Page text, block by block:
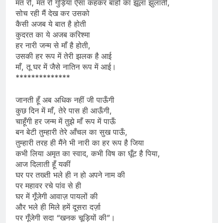
मत रो, मत रो गुड़िया ऐसा कहकर बाहों का झूला झुलाती,
सोच रही मैं देख कर उसको
कैसी अजब ये बात है होती
कुदरत का ये अजब करिश्मा
हर नारी जन्म से माँ है होती,
उसकी हर रूप में तेरी झलक है आई
माँ, तू घर में जैसे नातिन रूप में आई।
**************
जानती हूँ अब अधिक नहीं जी पाऊँगी
कुछ दिन में माँ, तेरे पास ही आऊँगी,
चाहूँगी हर जन्म में तुझे माँ रूप में पाऊँ
बन बेटी तुम्हारी तेरे आँचल का सुख पाऊँ,
तुम्हारी तरह ही मैंने भी नारी का हर रूप है जिया
कभी लिया अमृत का स्वाद, कभी विष का घूँट है पिया,
आज दिलाती हूँ यकीं
घर पर तख्ती भले ही न हो अपने नाम की
पर महावर रचे पांव से ही
घर में गूँजेगी आवाज़ पायलों की
और भले ही मिले हमें दूसरा दर्ज़ा
पर गूँजेगी सदा “खनक चूड़ियों की”।